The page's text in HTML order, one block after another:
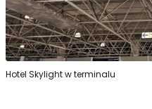
Hotel Skylight w terminalu